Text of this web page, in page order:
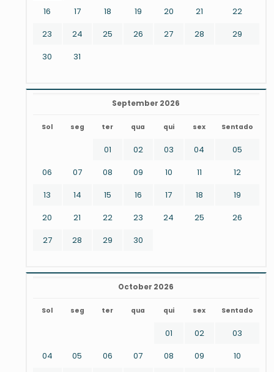
16
17 18 19 20 21
22
23
24 25 26 27 28
29
30
31
September 2026
Sol seg ter qua qui sex Sentado
01 02 03 04
05
06
07 08 09 10 11
12
13
14 15 16 17 18
19
20
21 22 23 24 25
26
27
28 29 30
October 2026
Sol seg ter qua qui sex Sentado
01 02
03
04
05 06 07 08 09
10